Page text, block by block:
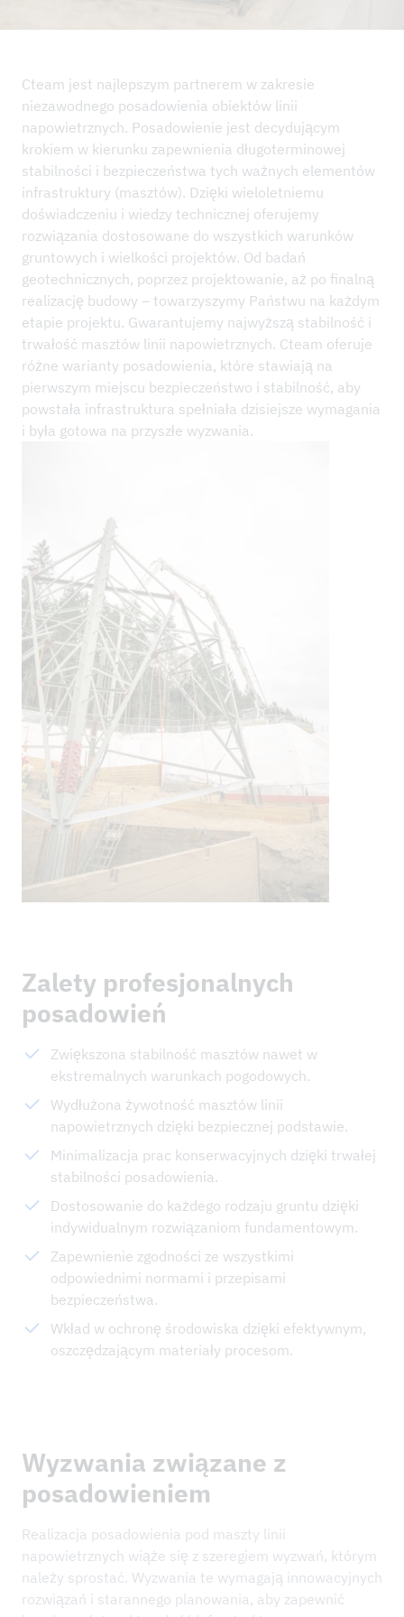
ZRÓWNOWAŻONY ROZWÓJ I IMS
KONTAKT
Cteam jest najlepszym partnerem w zakresie
niezawodnego posadowienia obiektów linii
napowietrznych. Posadowienie jest decydującym
krokiem w kierunku zapewnienia długoterminowej
stabilności i bezpieczeństwa tych ważnych elementów
infrastruktury (masztów). Dzięki wieloletniemu
doświadczeniu i wiedzy technicznej oferujemy
rozwiązania dostosowane do wszystkich warunków
gruntowych i wielkości projektów. Od badań
geotechnicznych, poprzez projektowanie, aż po finalną
realizację budowy – towarzyszymy Państwu na każdym
etapie projektu. Gwarantujemy najwyższą stabilność i
trwałość masztów linii napowietrznych. Cteam oferuje
różne warianty posadowienia, które stawiają na
pierwszym miejscu bezpieczeństwo i stabilność, aby
powstała infrastruktura spełniała dzisiejsze wymagania
i była gotowa na przyszłe wyzwania.
Zalety profesjonalnych
posadowień
Zwiększona stabilność masztów nawet w
ekstremalnych warunkach pogodowych.
Wydłużona żywotność masztów linii
napowietrznych dzięki bezpiecznej podstawie.
Minimalizacja prac konserwacyjnych dzięki trwałej
stabilności posadowienia.
Dostosowanie do każdego rodzaju gruntu dzięki
indywidualnym rozwiązaniom fundamentowym.
Zapewnienie zgodności ze wszystkimi
odpowiednimi normami i przepisami
bezpieczeństwa.
Wkład w ochronę środowiska dzięki efektywnym,
oszczędzającym materiały procesom.
Wyzwania związane z
posadowieniem
Realizacja posadowienia pod maszty linii
napowietrznych wiąże się z szeregiem wyzwań, którym
należy sprostać. Wyzwania te wymagają innowacyjnych
rozwiązań i starannego planowania, aby zapewnić